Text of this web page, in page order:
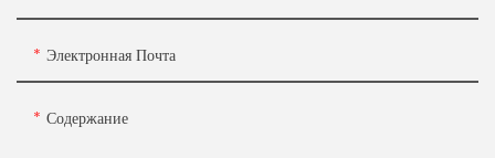
Электронная Почта
Содержание